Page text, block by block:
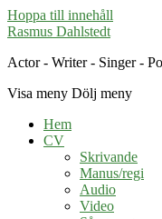
Hoppa till innehåll
Rasmus Dahlstedt
Actor - Writer - Singer -
Visa meny Dölj meny
Hem
CV
Skrivande
Manus/regi
Audio
Video